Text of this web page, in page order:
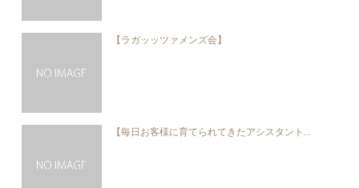
【ラガッッツァメンズ会】
【毎日お客様に育てられてきたアシスタント...